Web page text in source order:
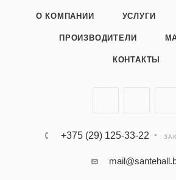
О КОМПАНИИ УСЛУГИ
ПРОИЗВОДИТЕЛИ
КОНТАКТЫ
+375 (29) 125-33-22